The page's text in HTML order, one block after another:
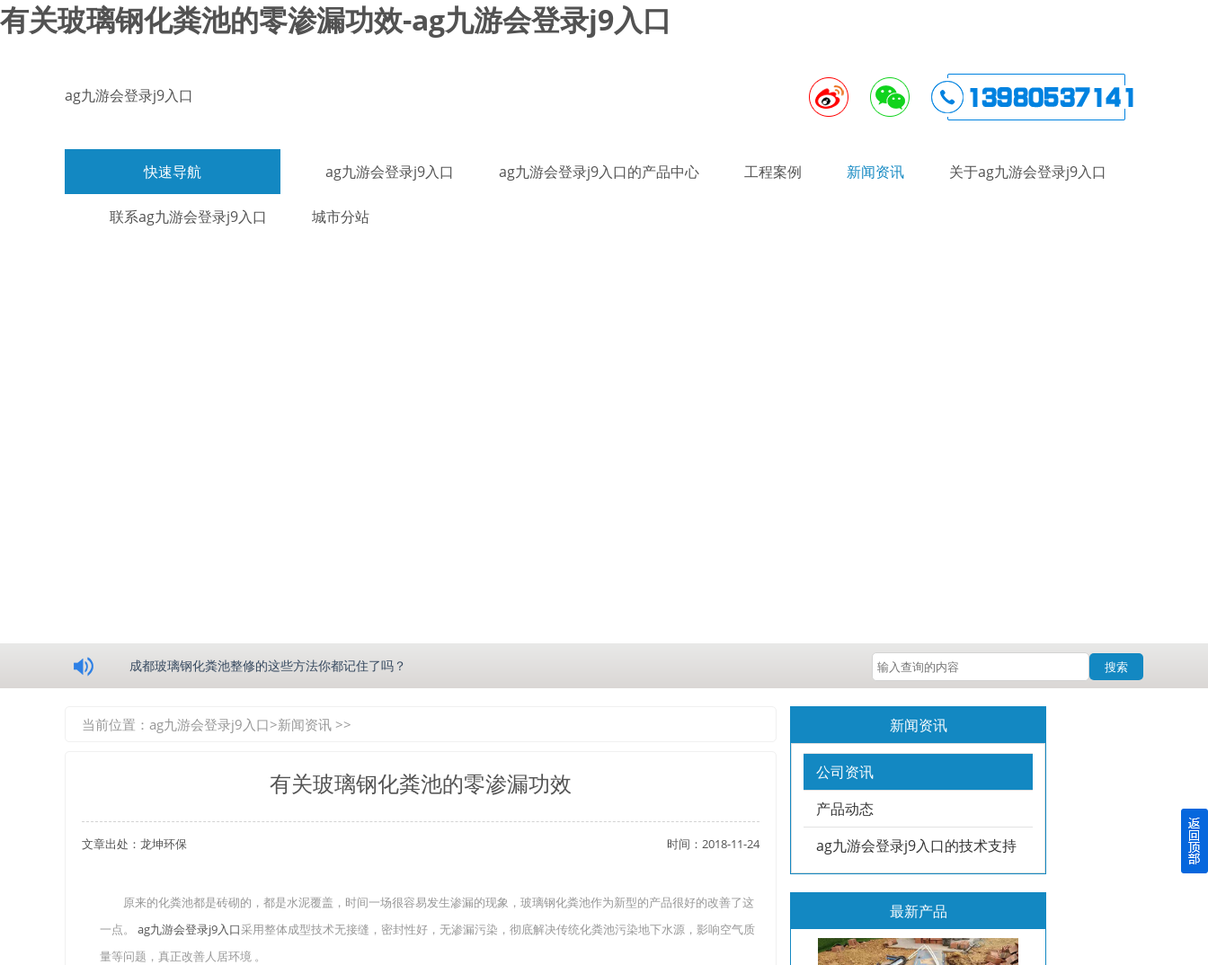
有关玻璃钢化粪池的零渗漏功效-ag九游会登录j9入口
ag九游会登录j9入口
快速导航 ag九游会登录j9入口 ag九游会登录j9入口的产品中心 工程案例 新闻资讯 关于ag九游会登录j9入口
联系ag九游会登录j9入口 城市分站
成都玻璃钢化粪池整修的这些方法你都记住了吗？
四川玻璃钢化粪池逐渐取代传统玻璃钢化粪池的这几点原因你都记住了吗？
关于重庆玻璃钢化粪池的这些基础知识你都记住了吗？
在安装绵阳玻璃钢化粪池时可能遇到这些难题
搜索
当前位置： ag九游会登录j9入口>新闻资讯 >>
有关玻璃钢化粪池的零渗漏功效
文章出处：龙坤环保 时间：2018-11-24
原来的化粪池都是砖砌的，都是水泥覆盖，时间一场很容易发生渗漏的现象，玻璃钢化粪池作为新型的产品很好的改善了这
一点。 ag九游会登录j9入口采用整体成型技术无接缝，密封性好，无渗漏污染，彻底解决传统化粪池污染地下水源，影响空气质
量等问题，真正改善人居环境 。
新闻资讯
公司资讯
产品动态
ag九游会登录j9入口的技术支持
最新产品